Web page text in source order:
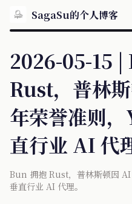
SagaSu的个人博客
2026-05-15 |
Rust，普林
年荣誉准则
直行业 AI 代
Bun 拥抱 Rust，普林斯顿因 AI
垂直行业 AI 代理。